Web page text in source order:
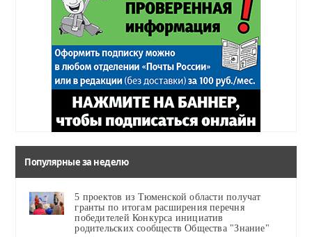
Популярные за неделю
5 проектов из Тюменской области получат
гранты по итогам расширения перечня
победителей Конкурса инициатив
родительских сообществ Общества "Знание"